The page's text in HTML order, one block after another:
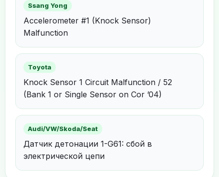
Ssang Yong
Accelerometer #1 (Knock Sensor)
Malfunction
Toyota
Knock Sensor 1 Circuit Malfunction / 52
(Bank 1 or Single Sensor on Cor ’04)
Audi/VW/Skoda/Seat
Датчик детонации 1-G61: сбой в
электрической цепи